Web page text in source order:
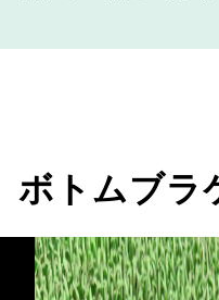
ボトムブラ